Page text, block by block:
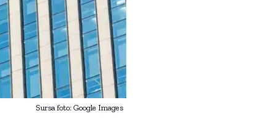
Sursa foto: Google Images